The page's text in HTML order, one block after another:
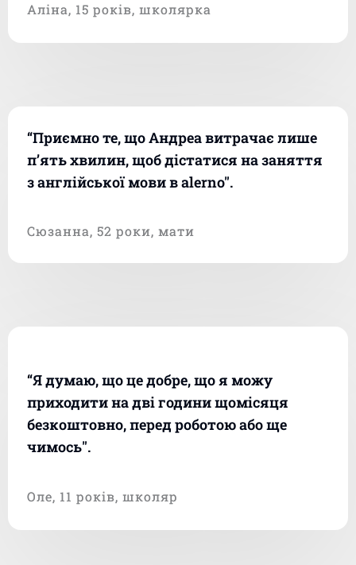
Аліна, 15 років, школярка
“Приємно те, що Андреа витрачає лише
п’ять хвилин, щоб дістатися на заняття
з англійської мови в alerno".
Сюзанна, 52 роки, мати
“Я думаю, що це добре, що я можу
приходити на дві години щомісяця
безкоштовно, перед роботою або ще
чимось".
Оле, 11 років, школяр